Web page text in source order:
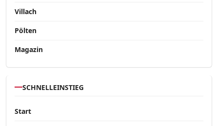
Villach
Pölten
Magazin
SCHNELLEINSTIEG
Start